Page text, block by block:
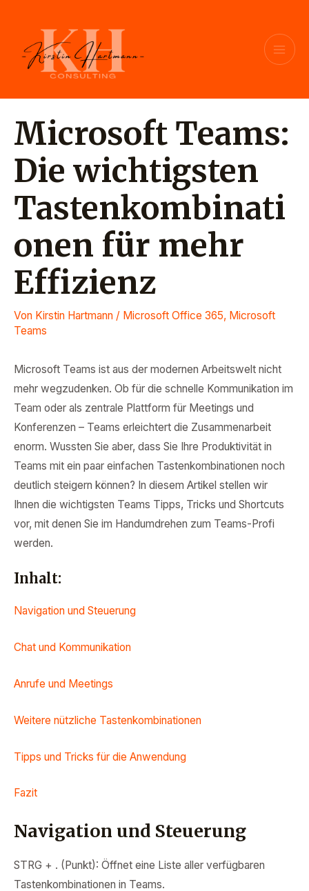
springen
Microsoft Teams:
Die wichtigsten
Tastenkombinati
onen für mehr
Effizienz
Von Kirstin Hartmann / Microsoft Office 365, Microsoft
Teams
Microsoft Teams ist aus der modernen Arbeitswelt nicht
mehr wegzudenken. Ob für die schnelle Kommunikation im
Team oder als zentrale Plattform für Meetings und
Konferenzen – Teams erleichtert die Zusammenarbeit
enorm. Wussten Sie aber, dass Sie Ihre Produktivität in
Teams mit ein paar einfachen Tastenkombinationen noch
deutlich steigern können? In diesem Artikel stellen wir
Ihnen die wichtigsten Teams Tipps, Tricks und Shortcuts
vor, mit denen Sie im Handumdrehen zum Teams-Profi
werden.
Inhalt:
Navigation und Steuerung
Chat und Kommunikation
Anrufe und Meetings
Weitere nützliche Tastenkombinationen
Tipps und Tricks für die Anwendung
Fazit
Navigation und Steuerung
STRG + . (Punkt): Öffnet eine Liste aller verfügbaren
Tastenkombinationen in Teams.